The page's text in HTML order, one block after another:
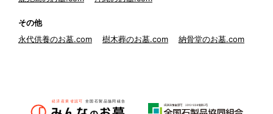
その他
永代供養のお墓.com
樹木葬のお墓.com 納骨堂のお墓.com